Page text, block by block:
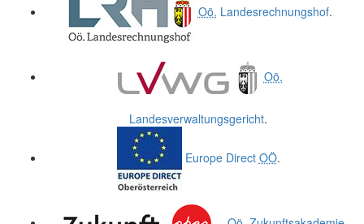
Oö. Landesrechnungshof.
Oö.
Landesverwaltungsgericht.
Europe Direct OÖ.